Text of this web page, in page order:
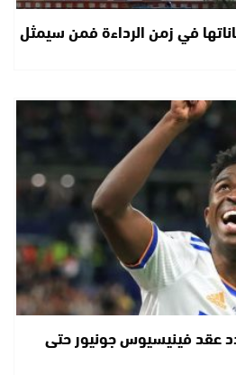
في زمن الرداءة فمن سيمثل
عقد فينيسيوس جونيور حتى